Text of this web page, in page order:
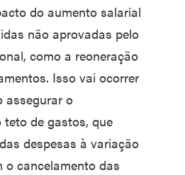
do aumento salarial
não aprovadas pelo
como a reoneração
Isso vai ocorrer
assegurar o
de gastos, que
despesas à variação
o cancelamento das